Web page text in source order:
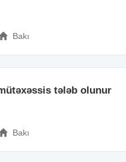
Bakı
tələb olunur
Bakı